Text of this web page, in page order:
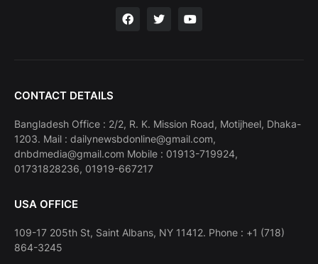
CONTACT DETAILS
Bangladesh Office : 2/2, R. K. Mission Road, Motijheel, Dhaka-
1203. Mail : dailynewsbdonline@gmail.com,
dnbdmedia@gmail.com Mobile : 01913-719924,
01731828236, 01919-667217
USA OFFICE
109-17 205th St, Saint Albans, NY 11412. Phone : +1 (718)
864-3245